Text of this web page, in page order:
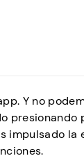
Y no
presionando
impulsado